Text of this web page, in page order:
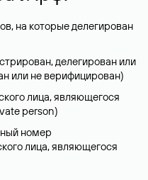
на которые делегирован
делегирован или
или не верифицирован)
лица, являющегося
person)
номер
лица, являющегося